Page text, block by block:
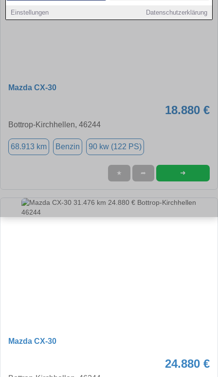
Einstellungen Datenschutzerklärung
Mazda CX-30
18.880 €
Bottrop-Kirchhellen, 46244
68.913 km Benzin 90 kw (122 PS)
★ ➦ ➜
Mazda CX-30
24.880 €